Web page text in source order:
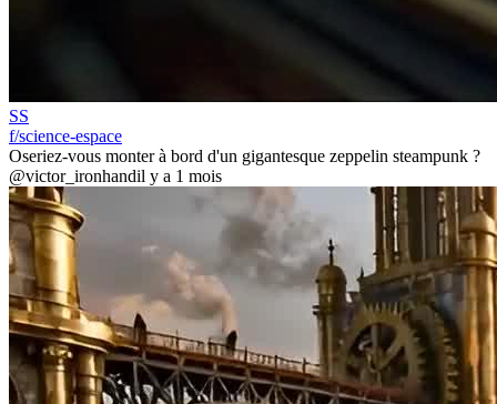
SS
f/science-espace
Oseriez-vous monter à bord d'un gigantesque zeppelin steampunk ?
@victor_ironhandil y a 1 mois